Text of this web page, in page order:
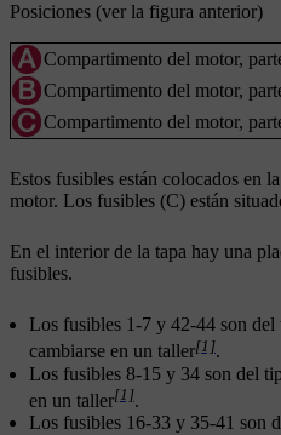
Posiciones (ver la figura anterior)
Compartimento del motor,
Compartimento del motor,
Compartimento del motor,
Estos fusibles están colocados en
motor. Los fusibles (C) están
En el interior de la tapa hay una
fusibles.
Los fusibles 1-7 y 42-44 son
cambiarse en un taller[1].
Los fusibles 8-15 y 34 son del
en un taller[1].
Los fusibles 16-33 y 35-41 son